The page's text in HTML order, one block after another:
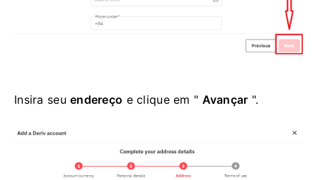
Insira seuendereço e clique em " Avançar ".